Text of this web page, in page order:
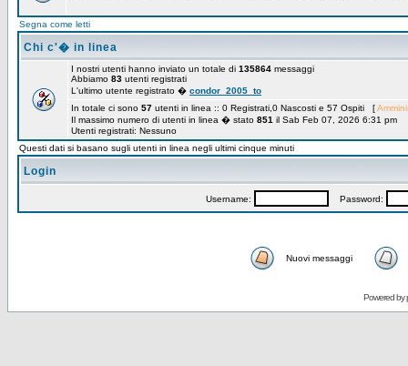
Segna come letti
Chi c'� in linea
I nostri utenti hanno inviato un totale di 135864 messaggi
Abbiamo 83 utenti registrati
L'ultimo utente registrato � condor_2005_to
In totale ci sono 57 utenti in linea :: 0 Registrati,0 Nascosti e 57 Ospiti [
Il massimo numero di utenti in linea � stato 851 il Sab Feb 07, 2026 6:31 pm
Utenti registrati: Nessuno
Questi dati si basano sugli utenti in linea negli ultimi cinque minuti
Login
Username: Password:
Nuovi messaggi
Powered by